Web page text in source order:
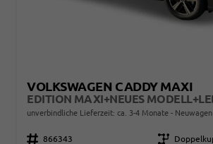
VOLKSWAGEN CADDY MAXI
unverbindliche Lieferzeit: ca. 3-4 Monate Neuwagen
Fahrzeugnr. 866343 Getriebe